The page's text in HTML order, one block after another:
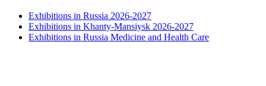
Exhibitions in Russia 2026-2027
Exhibitions in Khanty-Mansiysk 2026-2027
Exhibitions in Russia Medicine and Health Care